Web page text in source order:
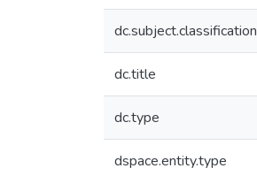
dc.subject.classification
dc.title
dc.type
dspace.entity.type